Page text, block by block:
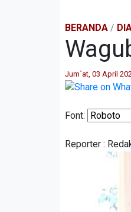
BERANDA /
Jum`at, 03 April
Font:
Reporter :